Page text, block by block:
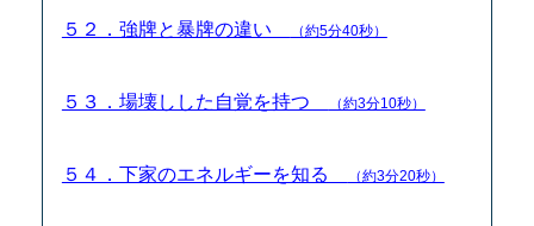
５２．強牌と暴牌の違い （約5分40秒）
５３．場壊しした自覚を持つ （約3分10秒）
５４．下家のエネルギーを知る （約3分20秒）